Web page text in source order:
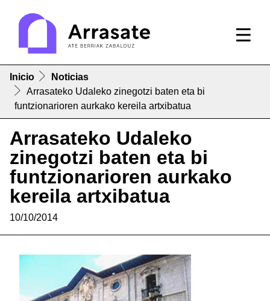
Inicio
Noticias
Arrasateko Udaleko zinegotzi baten eta bi
funtzionarioren aurkako kereila artxibatua
Arrasateko Udaleko
zinegotzi baten eta bi
funtzionarioren aurkako
kereila artxibatua
10/10/2014